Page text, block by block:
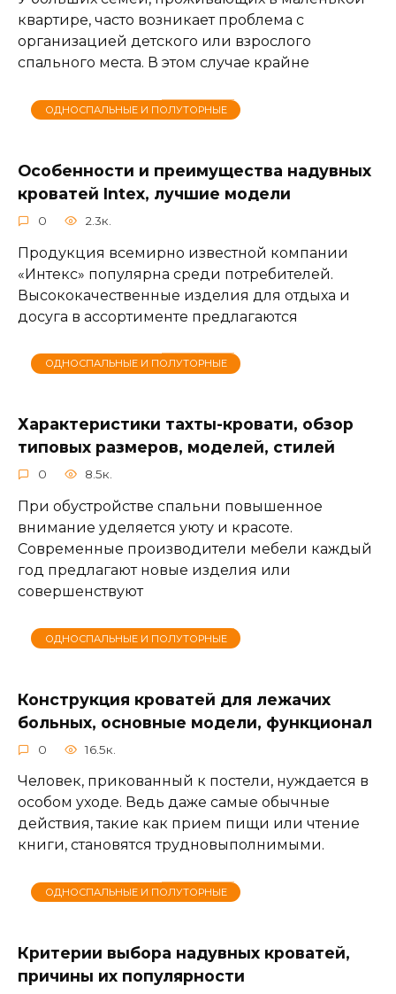
квартире, часто возникает проблема с
организацией детского или взрослого
спального места. В этом случае крайне
ОДНОСПАЛЬНЫЕ И ПОЛУТОРНЫЕ
Особенности и преимущества надувных
кроватей Intex, лучшие модели
0 2.3к.
Продукция всемирно известной компании
«Интекс» популярна среди потребителей.
Высококачественные изделия для отдыха и
досуга в ассортименте предлагаются
ОДНОСПАЛЬНЫЕ И ПОЛУТОРНЫЕ
Характеристики тахты-кровати, обзор
типовых размеров, моделей, стилей
0 8.5к.
При обустройстве спальни повышенное
внимание уделяется уюту и красоте.
Современные производители мебели каждый
год предлагают новые изделия или
совершенствуют
ОДНОСПАЛЬНЫЕ И ПОЛУТОРНЫЕ
Конструкция кроватей для лежачих
больных, основные модели, функционал
0 16.5к.
Человек, прикованный к постели, нуждается в
особом уходе. Ведь даже самые обычные
действия, такие как прием пищи или чтение
книги, становятся трудновыполнимыми.
ОДНОСПАЛЬНЫЕ И ПОЛУТОРНЫЕ
Критерии выбора надувных кроватей,
причины их популярности